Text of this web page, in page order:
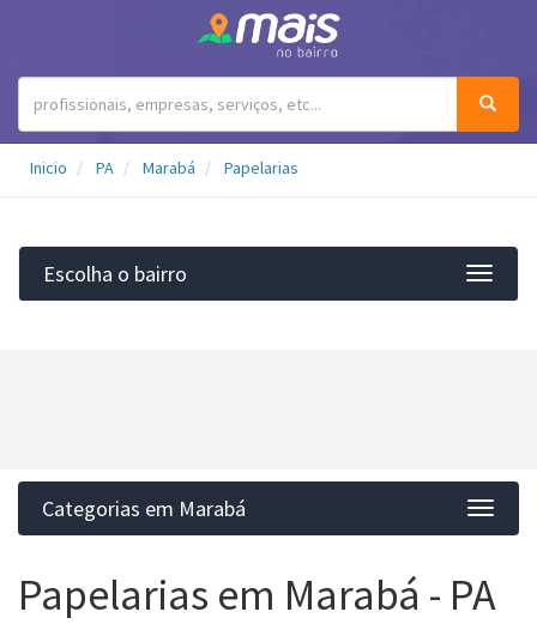
Inicio PA Marabá Papelarias
Filtro
Escolha o bairro
Categorias em Marabá
Papelarias em Marabá - PA